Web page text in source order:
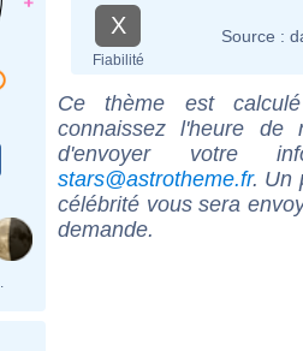
X
Fiabilité
Source :
Ce thème est
connaissez l'heure de
d'envoyer votre
stars@astrotheme.fr. Un
célébrité vous sera
demande.